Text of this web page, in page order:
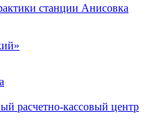
станции Анисовка